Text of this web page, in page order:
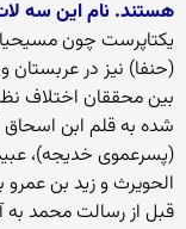
هستند. نام این سه
یکتاپرست چون
(حنفا) نیز در
شده به قلم ابن اسحاق
(پسرعموی خدیجه)،
الحویرث و زید بن
قبل از رسالت محمد به